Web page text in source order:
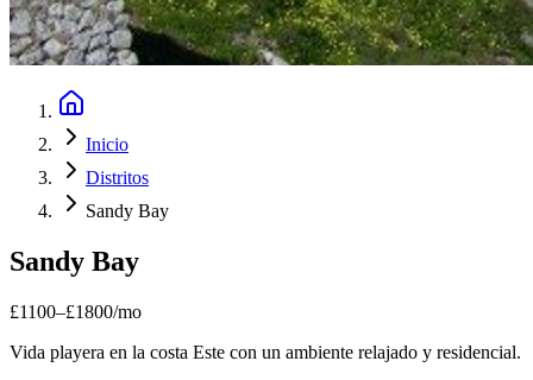
Inicio
Distritos
Sandy Bay
Sandy Bay
£1100–£1800/mo
Vida playera en la costa Este con un ambiente relajado y residencial.